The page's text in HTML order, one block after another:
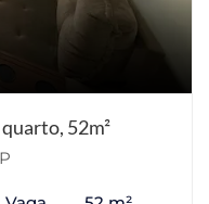
52m²